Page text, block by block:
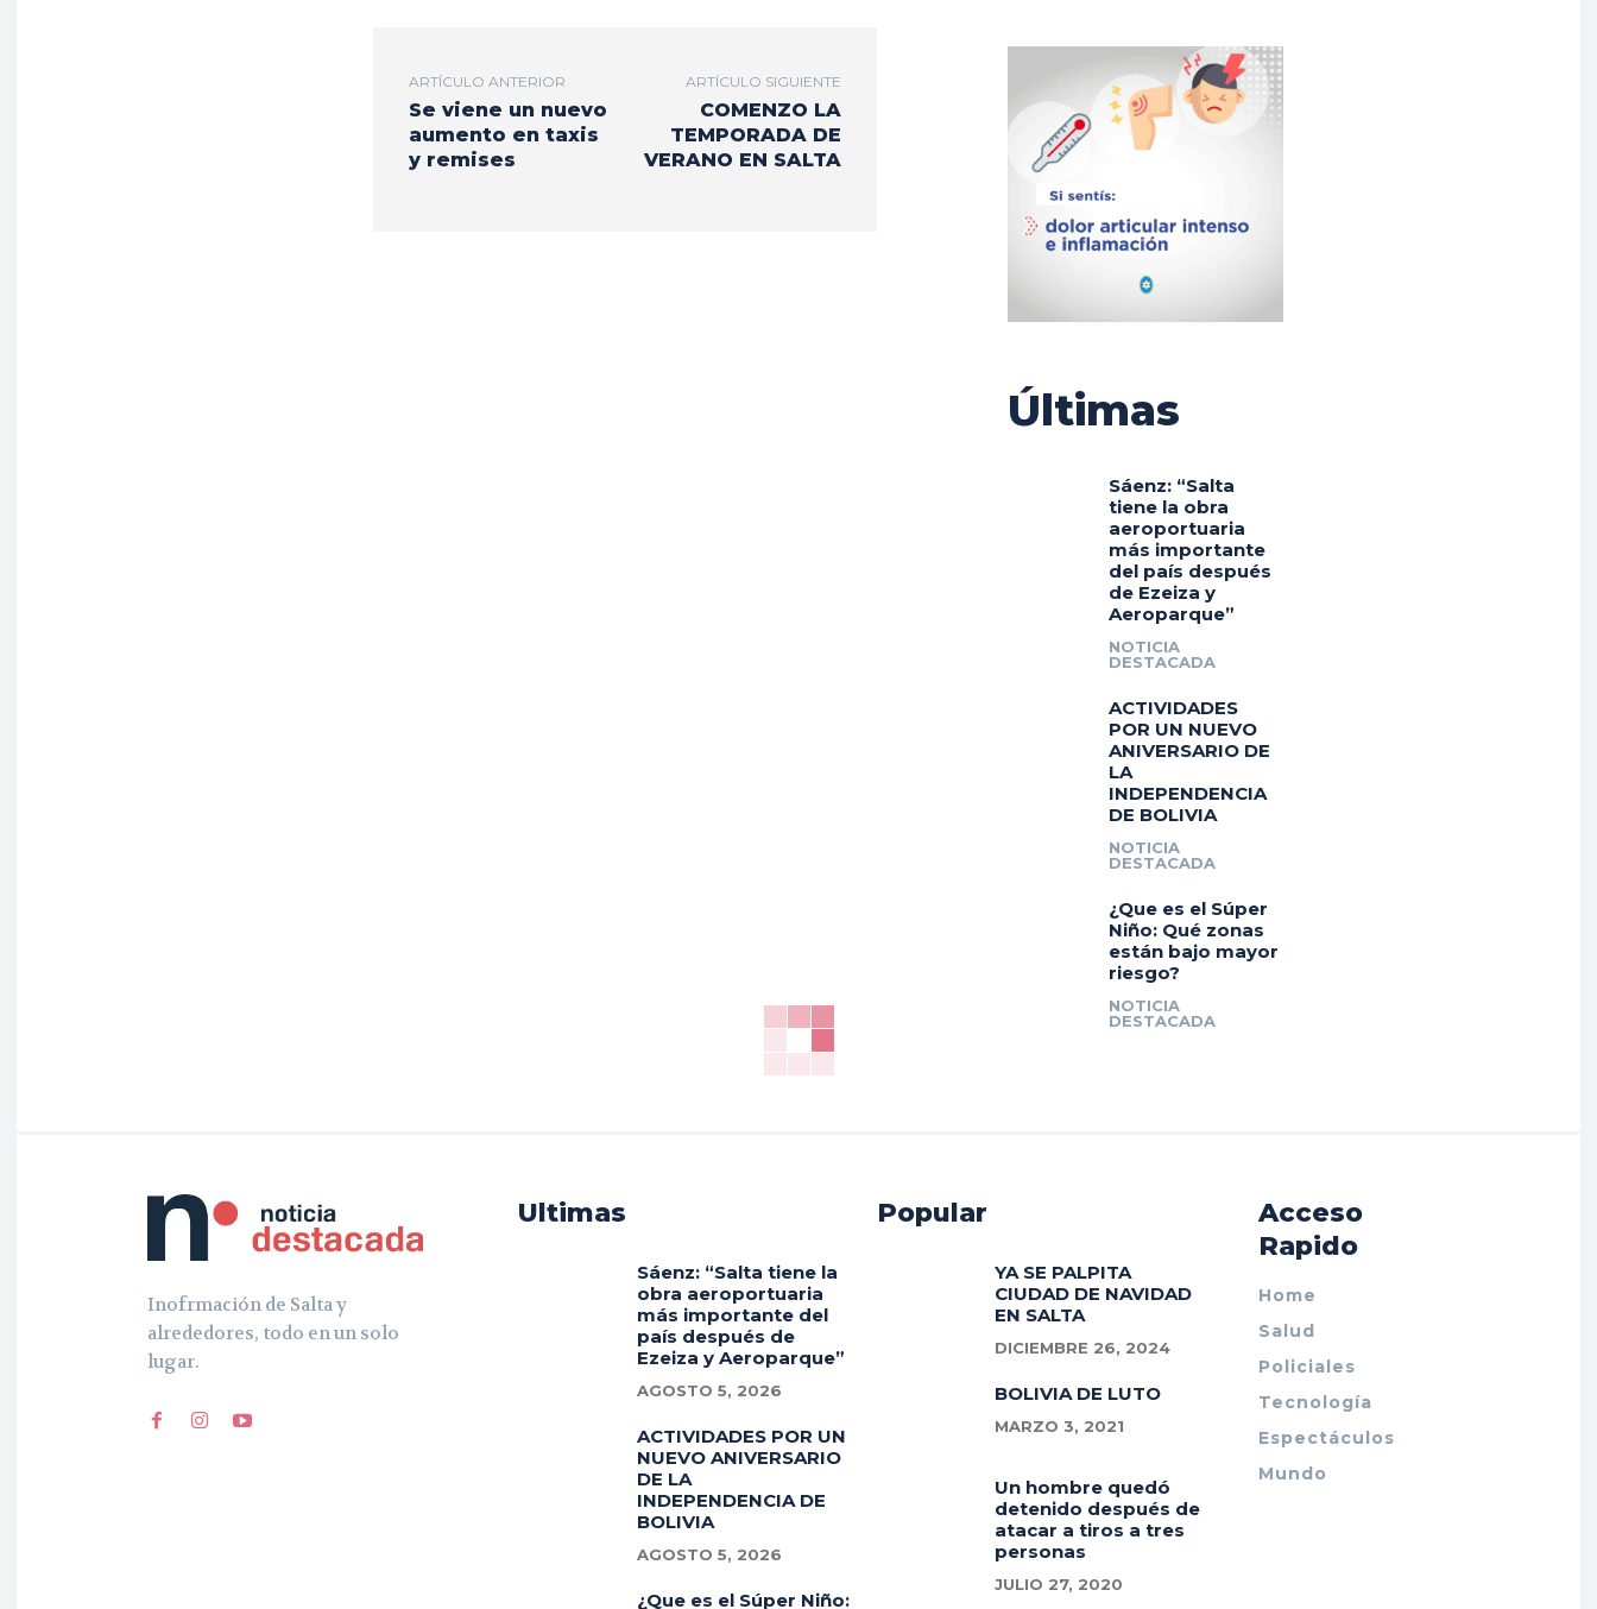
ARTÍCULO ANTERIOR
Se viene un nuevo
aumento en taxis
y remises
ARTÍCULO SIGUIENTE
COMENZO LA
TEMPORADA DE
VERANO EN SALTA
Últimas
Sáenz: “Salta
tiene la obra
aeroportuaria
más importante
del país después
de Ezeiza y
Aeroparque”
NOTICIA
DESTACADA
ACTIVIDADES
POR UN NUEVO
ANIVERSARIO DE
LA
INDEPENDENCIA
DE BOLIVIA
NOTICIA
DESTACADA
¿Que es el Súper
Niño: Qué zonas
están bajo mayor
riesgo?
NOTICIA
DESTACADA
Inofrmación de Salta y
alrededores, todo en un solo
lugar.
Ultimas
Sáenz: “Salta tiene la
obra aeroportuaria
más importante del
país después de
Ezeiza y Aeroparque”
AGOSTO 5, 2026
ACTIVIDADES POR UN
NUEVO ANIVERSARIO
DE LA
INDEPENDENCIA DE
BOLIVIA
AGOSTO 5, 2026
¿Que es el Súper Niño:
Popular
YA SE PALPITA
CIUDAD DE NAVIDAD
EN SALTA
DICIEMBRE 26, 2024
BOLIVIA DE LUTO
MARZO 3, 2021
Un hombre quedó
detenido después de
atacar a tiros a tres
personas
JULIO 27, 2020
Acceso
Rapido
Home
Salud
Policiales
Tecnología
Espectáculos
Mundo